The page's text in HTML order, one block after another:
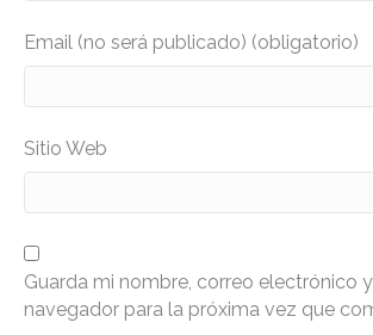
Email (no será publicado) (obligatorio)
Sitio Web
Guarda mi nombre, correo electrónico
navegador para la próxima vez que